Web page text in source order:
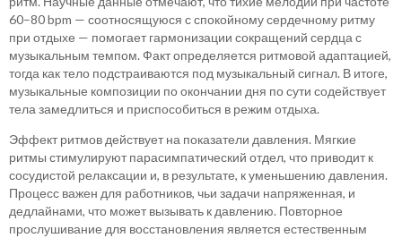
60–80 bpm — соотносящуюся с спокойному сердечному ритму
при отдыхе — помогает гармонизации сокращений сердца с
музыкальным темпом. Факт определяется ритмовой адаптацией,
тогда как тело подстраиваются под музыкальный сигнал. В итоге,
музыкальные композиции по окончании дня по сути содействует
тела замедлиться и приспособиться в режим отдыха.
Эффект ритмов действует на показатели давления. Мягкие
ритмы стимулируют парасимпатический отдел, что приводит к
сосудистой релаксации и, в результате, к уменьшению давления.
Процесс важен для работников, чьи задачи напряженная, и
дедлайнами, что может вызывать к давлению. Повторное
прослушивание для восстановления является естественным